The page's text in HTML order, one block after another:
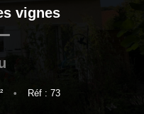
vignes
• Réf : 73